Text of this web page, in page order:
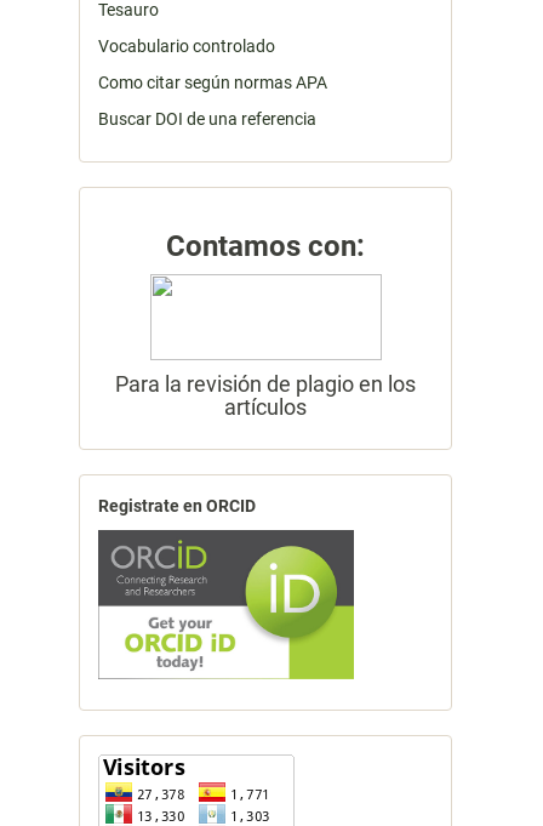
Tesauro
Vocabulario controlado
Como citar según normas APA
Buscar DOI de una referencia
Contamos con:
Para la revisión de plagio en los
artículos
Registrate en ORCID